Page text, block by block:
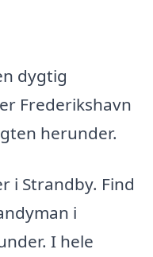
dygtig
Frederikshavn
herunder.
i Strandby. Find
i
I hele